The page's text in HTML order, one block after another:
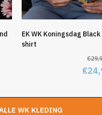
EK WK Koningsdag
shirt
€
was:
€
WK KLEDING